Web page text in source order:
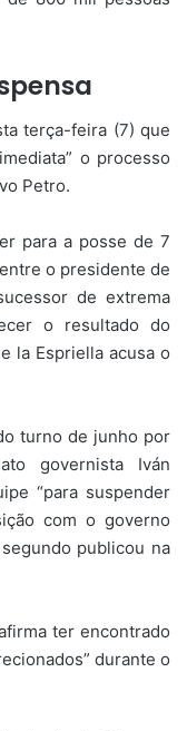
terça-feira (7) que
o processo
Petro.
para a posse de 7
o presidente de
de extrema
o resultado do
la Espriella acusa o
turno de junho por
governista Iván
“para suspender
com o governo
publicou na
ter encontrado
durante o